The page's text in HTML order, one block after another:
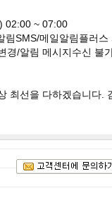
02:00 ~ 07:00
림SMS/메일알림플러
시지수신 불
최선을 다하겠습니다.